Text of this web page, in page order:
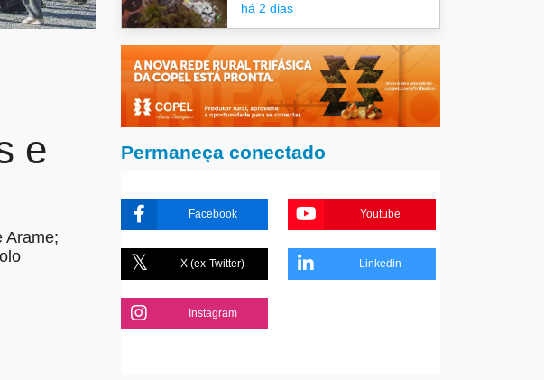
e
Arame;
há 2 dias
Permaneça conectado
Facebook Youtube
X (ex-Twitter) Linkedin
Instagram